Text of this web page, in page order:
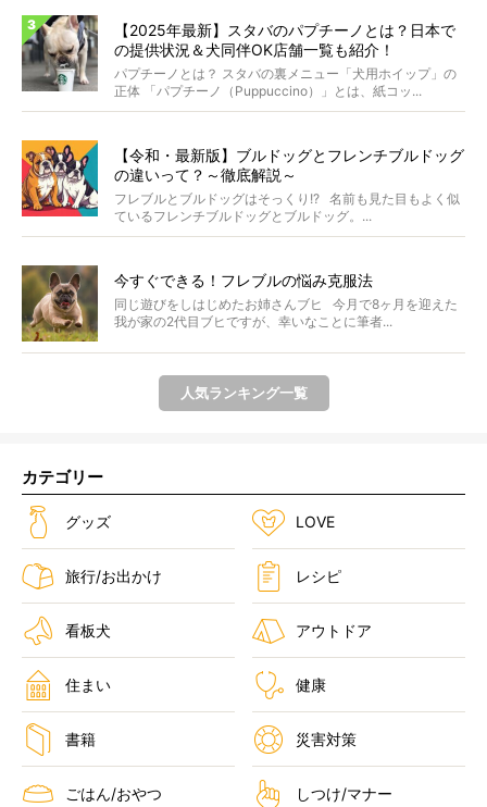
【2025年最新】スタバのパプチーノとは？日本で
の提供状況＆犬同伴OK店舗一覧も紹介！
パプチーノとは？ スタバの裏メニュー「犬用ホイップ」の
正体 「パプチーノ（Puppuccino）」とは、紙コッ...
【令和・最新版】ブルドッグとフレンチブルドッグ
の違いって？～徹底解説～
フレブルとブルドッグはそっくり!? 名前も見た目もよく似
ているフレンチブルドッグとブルドッグ。...
今すぐできる！フレブルの悩み克服法
同じ遊びをしはじめたお姉さんブヒ 今月で8ヶ月を迎えた
我が家の2代目ブヒですが、幸いなことに筆者...
人気ランキング一覧
カテゴリー
グッズ LOVE
旅行/お出かけ レシピ
看板犬 アウトドア
住まい 健康
書籍 災害対策
ごはん/おやつ しつけ/マナー